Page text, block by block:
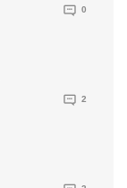
0
2